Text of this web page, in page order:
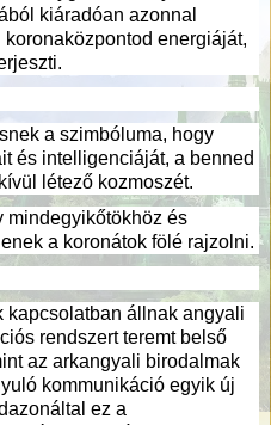
kiáradóan azonnal
energiáját,
a szimbóluma, hogy
és intelligenciáját, a benned
létező kozmoszét.
mindegyikőtökhöz és
a koronátok fölé rajzolni.
kapcsolatban állnak angyali
rendszert teremt belső
az arkangyali birodalmak
kommunikáció egyik új
ez a